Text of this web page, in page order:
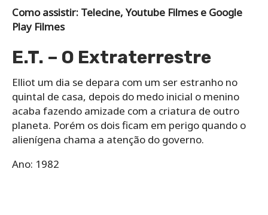
Como assistir: Telecine, Youtube Filmes e Google
Play Filmes
E.T. – O Extraterrestre
Elliot um dia se depara com um ser estranho no
quintal de casa, depois do medo inicial o menino
acaba fazendo amizade com a criatura de outro
planeta. Porém os dois ficam em perigo quando o
alienígena chama a atenção do governo.
Ano: 1982